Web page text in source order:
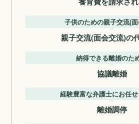
子供のための親子交流(
親子交流(面会交流)の
納得できる離婚のた
協議離婚
経験豊富な弁護士にお任
離婚調停